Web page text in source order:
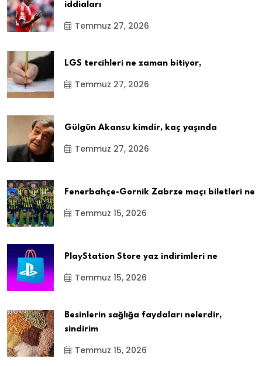
iddiaları
Temmuz 27, 2026
LGS tercihleri ne zaman bitiyor,
Temmuz 27, 2026
Gülgün Akansu kimdir, kaç yaşında
Temmuz 27, 2026
Fenerbahçe-Gornik Zabrze maçı biletleri ne
Temmuz 15, 2026
PlayStation Store yaz indirimleri ne
Temmuz 15, 2026
Besinlerin sağlığa faydaları nelerdir,
sindirim
Temmuz 15, 2026